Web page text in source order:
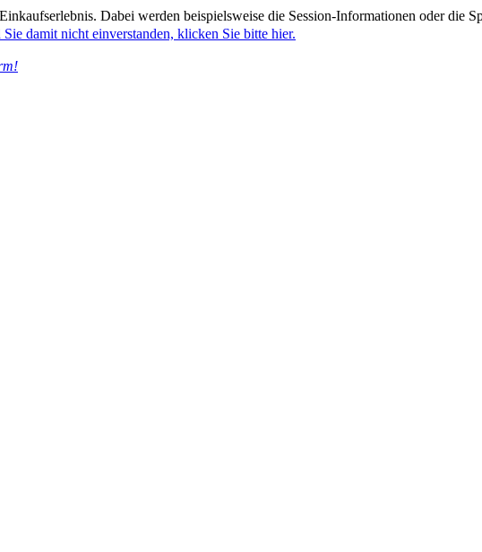
Dabei werden beispielsweise die Session-Informationen oder die
Sie damit nicht einverstanden, klicken Sie bitte hier.